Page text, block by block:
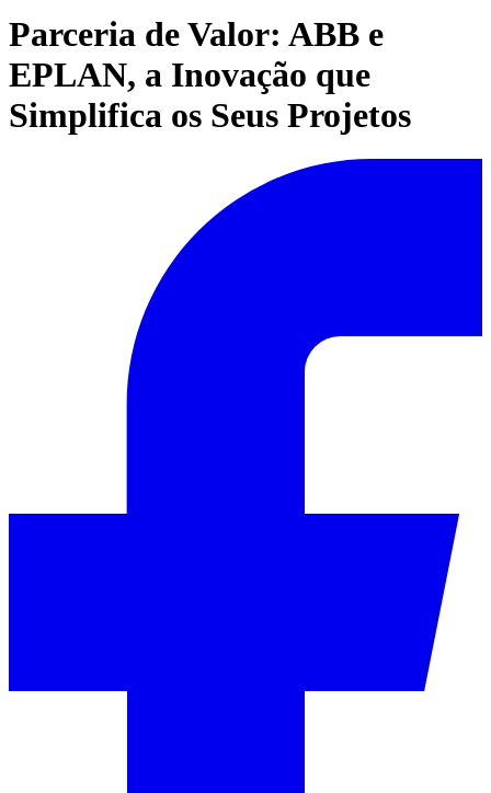
Parceria de Valor: ABB e
EPLAN, a Inovação que
Simplifica os Seus Projetos